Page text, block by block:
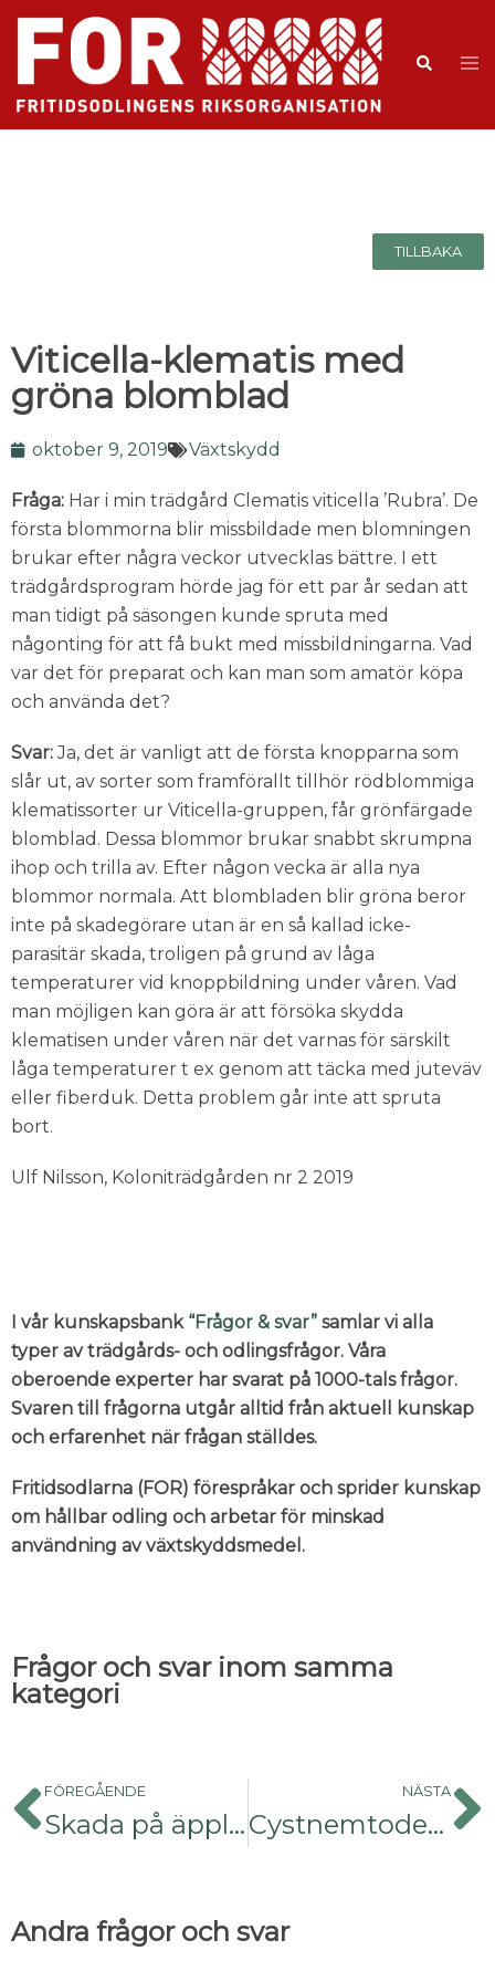
TILLBAKA
Viticella-klematis med
gröna blomblad
oktober 9, 2019 Växtskydd
Fråga: Har i min trädgård Clematis viticella ’Rubra’. De
första blommorna blir missbildade men blomningen
brukar efter några veckor utvecklas bättre. I ett
trädgårdsprogram hörde jag för ett par år sedan att
man tidigt på säsongen kunde spruta med
någonting för att få bukt med missbildningarna. Vad
var det för preparat och kan man som amatör köpa
och använda det?
Svar:Ja, det är vanligt att de första knopparna som
slår ut, av sorter som framförallt tillhör rödblommiga
klematissorter ur Viticella-gruppen, får grönfärgade
blomblad. Dessa blommor brukar snabbt skrumpna
ihop och trilla av. Efter någon vecka är alla nya
blommor normala. Att blombladen blir gröna beror
inte på skadegörare utan är en så kallad icke-
parasitär skada, troligen på grund av låga
temperaturer vid knoppbildning under våren. Vad
man möjligen kan göra är att försöka skydda
klematisen under våren när det varnas för särskilt
låga temperaturer t ex genom att täcka med juteväv
eller fiberduk. Detta problem går inte att spruta
bort.
Ulf Nilsson, Koloniträdgården nr 2 2019
I vår kunskapsbank “Frågor & svar” samlar vi alla
typer av trädgårds- och odlingsfrågor. Våra
oberoende experter har svarat på 1000-tals frågor.
Svaren till frågorna utgår alltid från aktuell kunskap
och erfarenhet när frågan ställdes.
Fritidsodlarna (FOR) förespråkar och sprider kunskap
om hållbar odling och arbetar för minskad
användning av växtskyddsmedel.
Frågor och svar inom samma
kategori
FÖREGÅENDE
Skada på äpple? Hagelskada
NÄSTA
Cystnemtoder på potatis?
Andra frågor och svar